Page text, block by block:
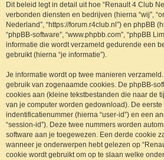
Dit beleid legt in detail uit hoe “Renault 4 Club
verbonden diensten en bedrijven (hierna “wij”,
Nederland”, “https://forum.r4club.nl”) en phpBB
“phpBB-software”, “www.phpbb.com”, “phpBB
informatie die wordt verzameld gedurende een
gebruikt (hierna “je informatie”).
Je informatie wordt op twee manieren
gebruik van zogenaamde cookies. De phpBB-
cookies aan (kleine tekstbestanden die naar de
van je computer worden gedownload). De
indentificatienummer (hierna “user-id”) en een
“session-id”). Deze twee nummers worden
software aan je toegewezen. Een derde cookie
wanneer je onderwerpen hebt gelezen op
cookie wordt gebruikt om op te slaan welke